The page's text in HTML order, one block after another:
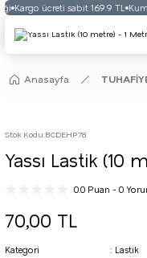
Kargo ücreti sabit 169.9 TL
Anasayfa
Stok Kodu:BCDEHP78
Yassı Lastik (10
0.0 Puan - 0
70,00 TL
Kategori
Lastik